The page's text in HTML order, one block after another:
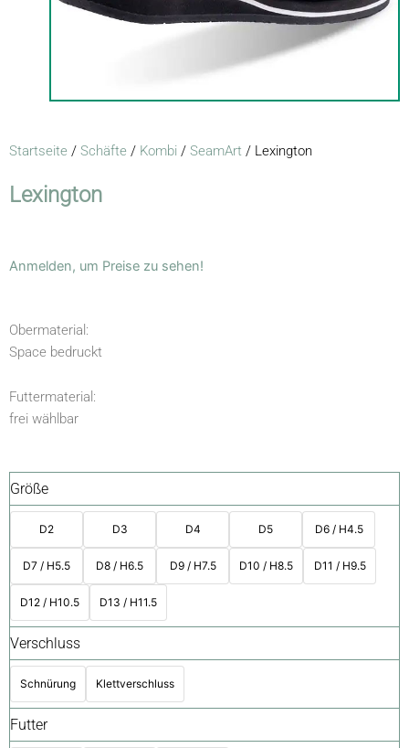
Startseite / Schäfte / Kombi / SeamArt / Lexington
Lexington
Anmelden, um Preise zu sehen!
Obermaterial:
Space bedruckt
Futtermaterial:
frei wählbar
Größe
D2 D3 D4 D5 D6 / H4.5
D7 / H5.5 D8 / H6.5 D9 / H7.5 D10 / H8.5 D11 / H9.5
D12 / H10.5 D13 / H11.5
Verschluss
Schnürung Klettverschluss
Futter